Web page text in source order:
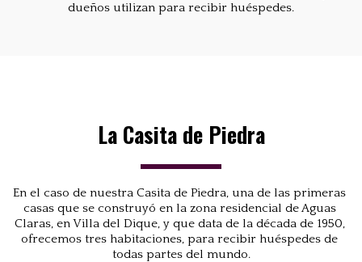
dueños utilizan para recibir huéspedes.
La Casita de Piedra
En el caso de nuestra Casita de Piedra, una de las primeras
casas que se construyó en la zona residencial de Aguas
Claras, en Villa del Dique, y que data de la década de 1950,
ofrecemos tres habitaciones, para recibir huéspedes de
todas partes del mundo.